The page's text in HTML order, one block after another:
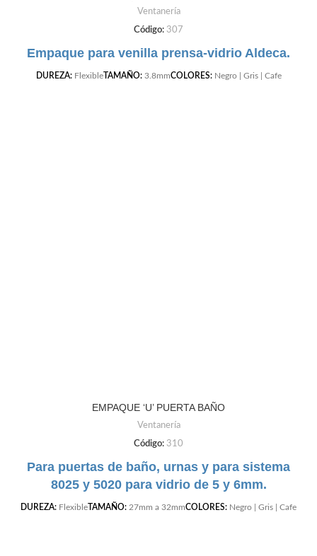
Ventanería
Código: 307
Empaque para venilla prensa-vidrio Aldeca.
DUREZA: FlexibleTAMAÑO: 3.8mmCOLORES: Negro | Gris | Cafe
EMPAQUE ‘U’ PUERTA BAÑO
Ventanería
Código: 310
Para puertas de baño, urnas y para sistema
8025 y 5020 para vidrio de 5 y 6mm.
DUREZA: FlexibleTAMAÑO: 27mm a 32mmCOLORES: Negro | Gris | Cafe